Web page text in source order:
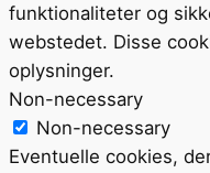
funktionaliteter og
webstedet. Disse
oplysninger.
Non-necessary
Non-necessary
Eventuelle cookies,